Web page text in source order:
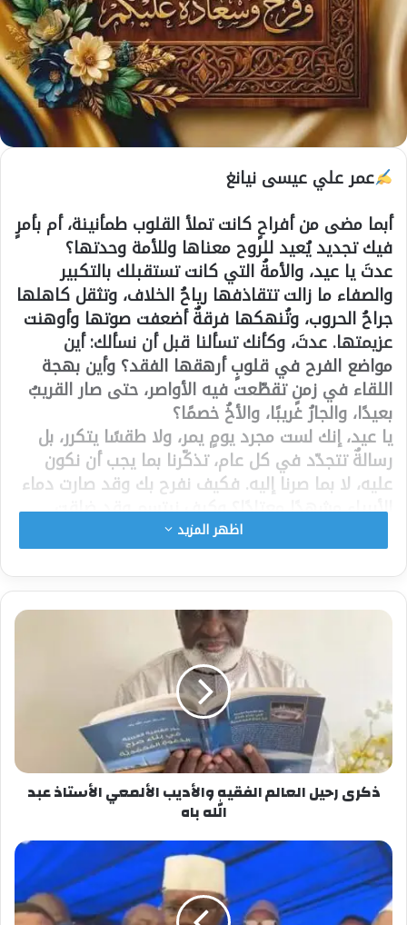
عمر علي عيسى نيانغ
أبما مضى من أفراحٍ كانت تملأ القلوب طمأنينة، أم بأمرٍ
فيك تجديد يُعيد للروح معناها وللأمة وحدتها؟
عدتَ يا عيد، والأمةُ التي كانت تستقبلك بالتكبير
والصفاء ما زالت تتقاذفها رياحُ الخلاف، وتثقل كاهلها
جراحُ الحروب، وتُنهكها فرقةٌ أضعفت صوتها وأوهنت
عزيمتها. عدتَ، وكأنك تسألنا قبل أن نسألك: أين
مواضع الفرح في قلوبٍ أرهقها الفقد؟ وأين بهجة
اللقاء في زمنٍ تقطّعت فيه الأواصر، حتى صار القريبُ
بعيدًا، والجارُ غريبًا، والأخُ خصمًا؟
يا عيد، إنك لست مجرد يومٍ يمر، ولا طقسًا يتكرر، بل
رسالةٌ تتجدّد في كل عام، تذكّرنا بما يجب أن نكون
عليه، لا بما صرنا إليه. فكيف نفرح بك وقد صارت دماء
الأبرياء مشهدًا معتادًا؟ وكيف نبتسم وقد ضاقت
صدورنا بما نرى من تشتتٍ وتمزق؟ وكيف نتبادل
التهاني، وأمتنا أحوج ما تكون إلى أن تتبادل الرحمة
والتسامح قبل الكلمات؟
إن العيد الحقيقي ليس في ثوبٍ جديد، ولا في مائدةٍ
عامرة، بل في قلبٍ نقي، وصفٍّ موحّد، ويدٍ تمتدّ لتصلح
لا لتخاصم، ولتجمع لا لتفرّق. العيد الحقيقي أن تعود
القلوب إلى فطرتها، وأن تغلب لغةُ الحكمة ضجيجَ
النزاع، وأن نؤمن أن اختلافنا لا ينبغي أن يكون سببًا
لعداوتنا، بل مدخلًا لفهمٍ أعمق ورحمةٍ أوسع.
يا عيد، ننتظرك كل عام، لكننا في الحقيقة ننتظر
أنفسنا أن تعود؛ أن تعود إلى رشدها، إلى قيمها، إلى
إنسانيتها التي كادت تضيع في زحمة الصراع. ننتظر
يومًا يصبح فيه السلام خيارًا لا استثناء، والوحدة
مقصدًا لا شعارًا، والتراحم سلوكًا لا أمنية.
فهل تحمل لنا هذا العام بشائر التجديد؟
هل يكون مجيئك بدايةً لصحوةٍ صادقة، تُعيد ترتيب
الأولويات، وتذكّرنا أن ما يجمعنا أعظم مما يفرّقنا؟
اظهر المزيد
ذكرى رحيل العالم الفقيه والأديب الألمعي الأستاذ عبد
الله باه